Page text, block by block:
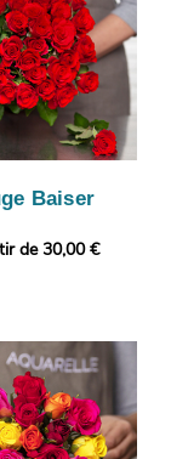
Baiser
de 30,00 €